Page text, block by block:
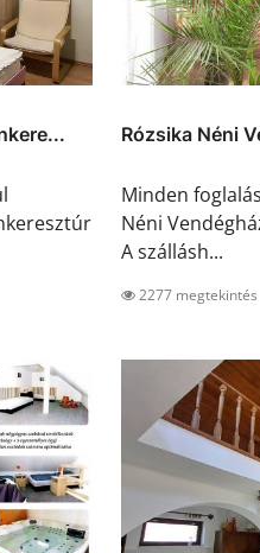
Rózsika Néni
Minden
Néni
A szállásh...
2277 megtekintés